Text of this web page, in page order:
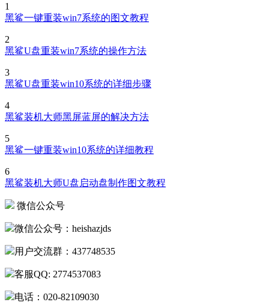
1
黑鲨一键重装win7系统的图文教程
2
黑鲨U盘重装win7系统的操作方法
3
黑鲨U盘重装win10系统的详细步骤
4
黑鲨装机大师黑屏蓝屏的解决方法
5
黑鲨一键重装win10系统的详细教程
6
黑鲨装机大师U盘启动盘制作图文教程
微信公众号
微信公众号：heishazjds
用户交流群：437748535
客服QQ: 2774537083
电话：020-82109030